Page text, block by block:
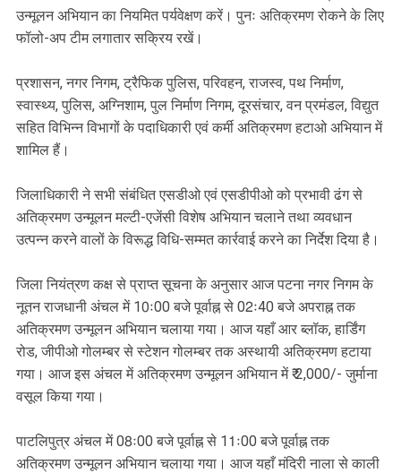
उन्मूलन अभियान का नियमित पर्यवेक्षण करें। पुनः अतिक्रमण रोकने के लिए
फॉलो-अप टीम लगातार सक्रिय रखें।
प्रशासन, नगर निगम, ट्रैफिक पुलिस, परिवहन, राजस्व, पथ निर्माण,
स्वास्थ्य, पुलिस, अग्निशाम, पुल निर्माण निगम, दूरसंचार, वन प्रमंडल, विद्युत
सहित विभिन्न विभागों के पदाधिकारी एवं कर्मी अतिक्रमण हटाओ अभियान में
शामिल हैं।
जिलाधिकारी ने सभी संबंधित एसडीओ एवं एसडीपीओ को प्रभावी ढंग से
अतिक्रमण उन्मूलन मल्टी-एजेंसी विशेष अभियान चलाने तथा व्यवधान
उत्पन्न करने वालों के विरूद्ध विधि-सम्मत कार्रवाई करने का निर्देश दिया है।
जिला नियंत्रण कक्ष से प्राप्त सूचना के अनुसार आज पटना नगर निगम के
नूतन राजधानी अंचल में 10ः00 बजे पूर्वाह्न से 02ः40 बजे अपराह्न तक
अतिक्रमण उन्मूलन अभियान चलाया गया। आज यहाँ आर ब्लॉक, हार्डिंग
रोड, जीपीओ गोलम्बर से स्टेशन गोलम्बर तक अस्थायी अतिक्रमण हटाया
गया। आज इस अंचल में अतिक्रमण उन्मूलन अभियान में ₹ 2,000/- जुर्माना
वसूल किया गया।
पाटलिपुत्र अंचल में 08ः00 बजे पूर्वाह्न से 11ः00 बजे पूर्वाह्न तक
अतिक्रमण उन्मूलन अभियान चलाया गया। आज यहाँ मंदिरी नाला से काली